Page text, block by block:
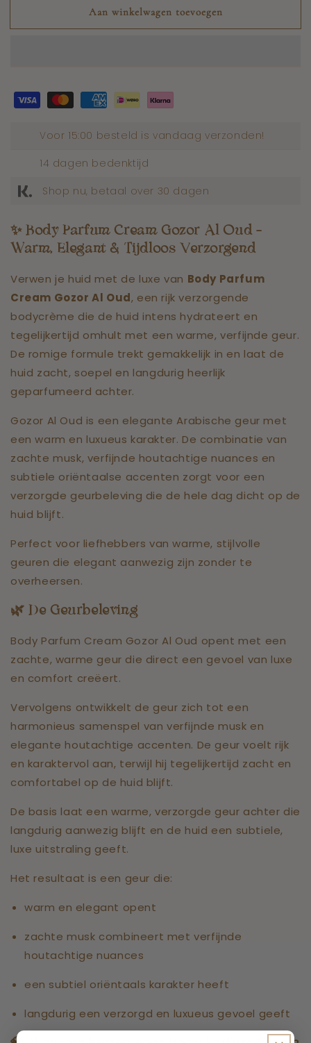
Aan winkelwagen toevoegen
Voor 15:00 besteld is vandaag verzonden!
14 dagen bedenktijd
Shop nu, betaal over 30 dagen
✨ Body Parfum Cream Gozor Al Oud –
Warm, Elegant & Tijdloos Verzorgend
Verwen je huid met de luxe van Body Parfum
Cream Gozor Al Oud, een rijk verzorgende
bodycrème die de huid intens hydrateert en
tegelijkertijd omhult met een warme, verfijnde geur.
De romige formule trekt gemakkelijk in en laat de
huid zacht, soepel en langdurig heerlijk
geparfumeerd achter.
Gozor Al Oud is een elegante Arabische geur met
een warm en luxueus karakter. De combinatie van
zachte musk, verfijnde houtachtige nuances en
subtiele oriëntaalse accenten zorgt voor een
verzorgde geurbeleving die de hele dag dicht op de
huid blijft.
Perfect voor liefhebbers van warme, stijlvolle
geuren die elegant aanwezig zijn zonder te
overheersen.
🌿 De Geurbeleving
Body Parfum Cream Gozor Al Oud opent met een
zachte, warme geur die direct een gevoel van luxe
en comfort creëert.
Vervolgens ontwikkelt de geur zich tot een
harmonieus samenspel van verfijnde musk en
elegante houtachtige accenten. De geur voelt rijk
en karaktervol aan, terwijl hij tegelijkertijd zacht en
comfortabel op de huid blijft.
De basis laat een warme, verzorgde geur achter die
langdurig aanwezig blijft en de huid een subtiele,
luxe uitstraling geeft.
Het resultaat is een geur die:
warm en elegant opent
zachte musk combineert met verfijnde
houtachtige nuances
een subtiel oriëntaals karakter heeft
langdurig een verzorgd en luxueus gevoel geeft